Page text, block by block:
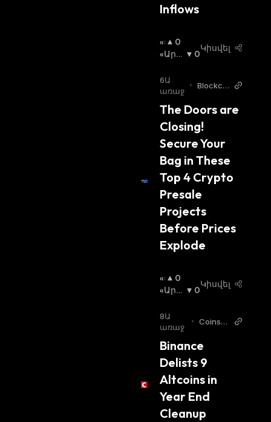
Inflows
«Ց
Լ
Շ
Ո
Կ
Ա
:
0
«Արջ
Ւկա
0
Կիսվել
6Ա
առաջ
• Blockch
rter
The Doors are
Closing!
Secure Your
Bag in These
Top 4 Crypto
Presale
Projects
Before Prices
Explode
«Ց
Լ
Շ
Ո
Կ
Ա
0
«Արջ
Ւկա
0
Կիսվել
8Ա
առաջ
•
Coinsp
Binance
Delists 9
Altcoins in
Year End
Cleanup